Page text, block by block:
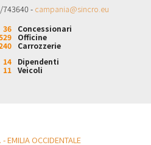
743640 - campania@sincro.eu
36
Concessionari
Officine
Carrozzerie
14
Dipendenti
11 Veicoli